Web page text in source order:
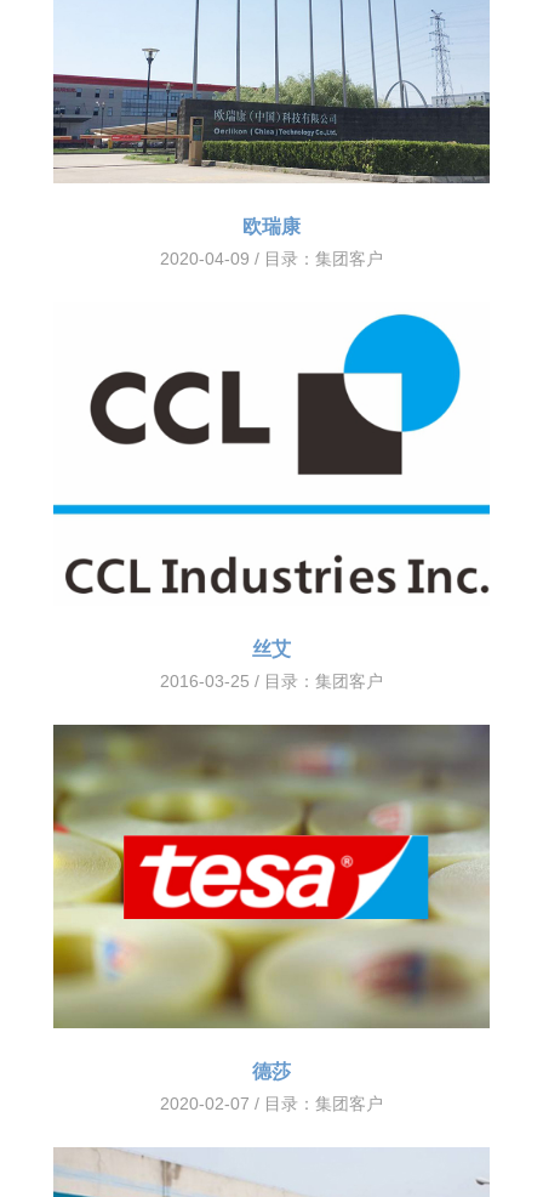
欧瑞康
2020-04-09 / 目录： 集团客户
丝艾
2016-03-25 / 目录： 集团客户
德莎
2020-02-07 / 目录： 集团客户